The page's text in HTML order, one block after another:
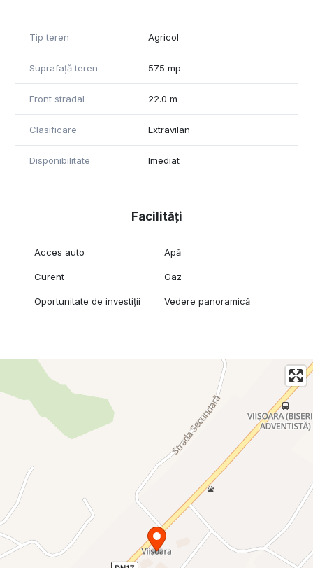
Florin Gaurean- consultant imobiliar
Gft Delta Office
Tip teren Agricol
Suprafață teren 575 mp
Front stradal 22.0 m
Clasificare Extravilan
Disponibilitate Imediat
Facilități
Acces auto Apă
Curent Gaz
Oportunitate de investiții Vedere panoramică